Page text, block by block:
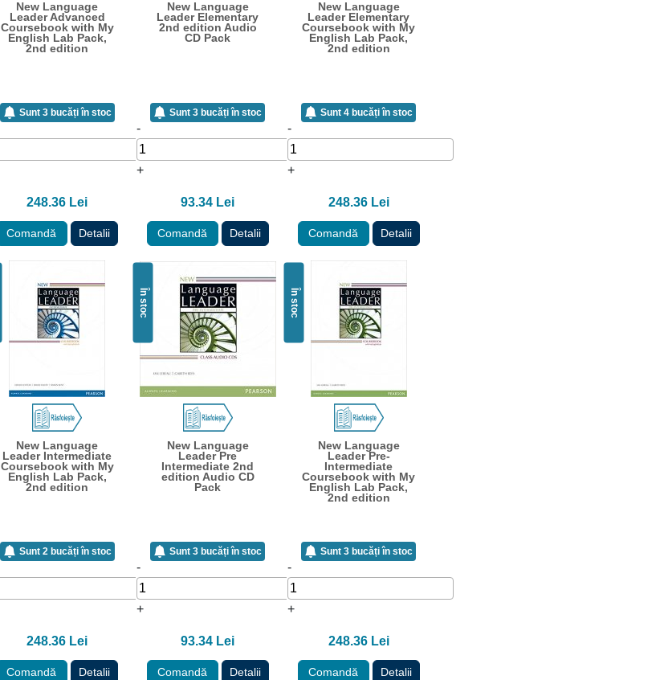
New Language
Leader Advanced
Coursebook with My
English Lab Pack,
2nd edition
Sunt 3 bucăți în stoc
248.36 Lei
Comandă Detalii
New Language
Leader Elementary
2nd edition Audio
CD Pack
Sunt 3 bucăți în stoc
-
+
93.34 Lei
Comandă Detalii
New Language
Leader Elementary
Coursebook with My
English Lab Pack,
2nd edition
Sunt 4 bucăți în stoc
-
+
248.36 Lei
Comandă Detalii
New Language
Leader Intermediate
Coursebook with My
English Lab Pack,
2nd edition
Sunt 2 bucăți în stoc
248.36 Lei
Comandă Detalii
În stoc
New Language
Leader Pre
Intermediate 2nd
edition Audio CD
Pack
Sunt 3 bucăți în stoc
-
+
93.34 Lei
Comandă Detalii
În stoc
New Language
Leader Pre-
Intermediate
Coursebook with My
English Lab Pack,
2nd edition
Sunt 3 bucăți în stoc
-
+
248.36 Lei
Comandă Detalii